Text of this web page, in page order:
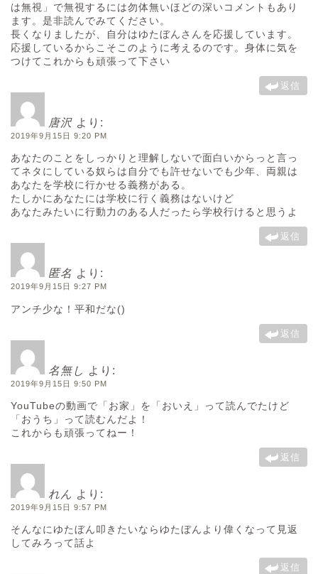
は無視」で無視するには勿体無いほどの深いコメントもあり
ます。是非読んでみてください。
長くなりましたが、自分はゆたぼんさんを応援しています。
応援しているからこそこのように考えるのです。身体に気を
つけてこれからも頑張って下さい
返信
唐沢 より:
2019年9月15日 9:20 PM
あなたのことをしっかりと理解しないで面白いからっと言っ
てネタにしている奴らは自分でも許せないでも少年、両親は
あなたを学校に行かせる義務がある。
たしかにあなたには学校に行く義務はないけど
あなたみたいに行動力のある人だったら学校行けると思うよ
返信
匿名 より:
2019年9月15日 9:27 PM
アンチ少な！平和だな()
返信
名無し より:
2019年9月15日 9:50 PM
YouTubeの動画で「お家」を「おいえ」って読んでたけど
「おうち」って読むんだよ！
これからも頑張ってねー！
返信
れん より:
2019年9月15日 9:57 PM
そんなにゆたぼん叩きたいならゆたぼんより偉くなって見返
してみろって話よ
返信